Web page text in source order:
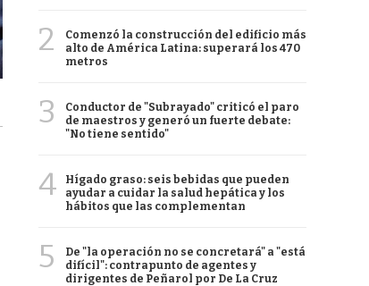
2
Comenzó la construcción del edificio más
alto de América Latina: superará los 470
metros
3
Conductor de "Subrayado" criticó el paro
de maestros y generó un fuerte debate:
"No tiene sentido"
4
Hígado graso: seis bebidas que pueden
ayudar a cuidar la salud hepática y los
hábitos que las complementan
5
De "la operación no se concretará" a "está
difícil": contrapunto de agentes y
dirigentes de Peñarol por De La Cruz